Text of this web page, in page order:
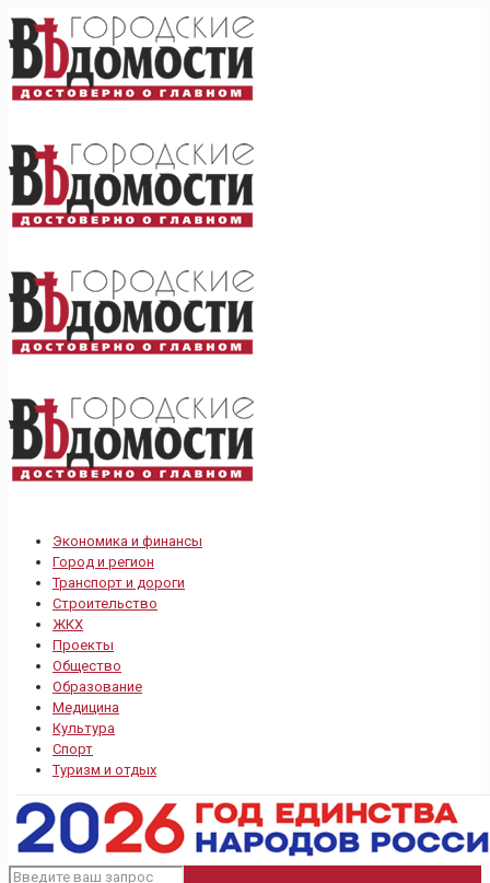
Экономика и финансы
Город и регион
Транспорт и дороги
Строительство
ЖКХ
Проекты
Общество
Образование
Медицина
Культура
Спорт
Туризм и отдых